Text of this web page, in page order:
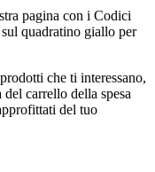
pagina con i Codici
quadratino giallo per
che ti interessano,
carrello della spesa
del tuo